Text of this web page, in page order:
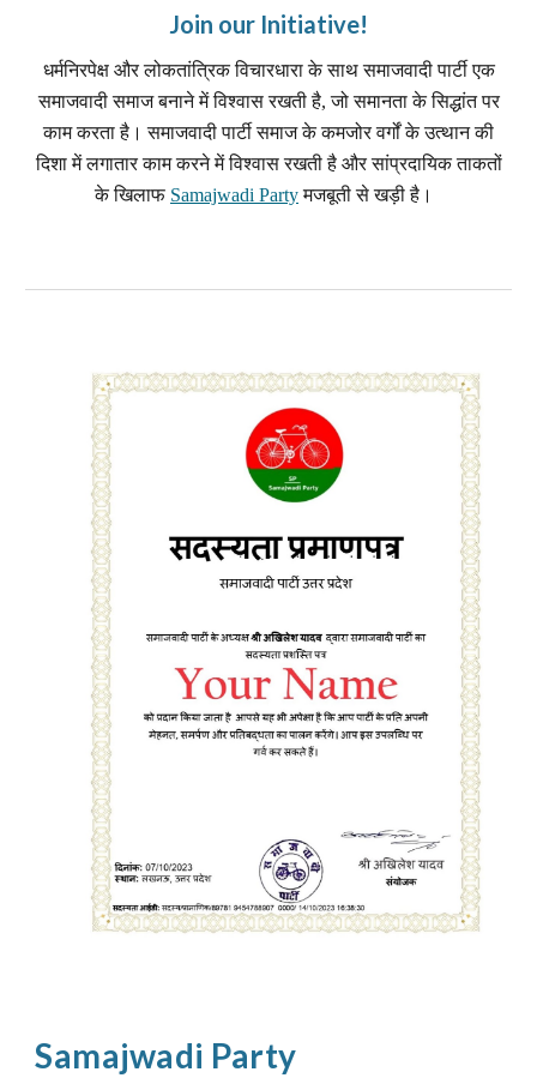
Join our Initiative!
धर्मनिरपेक्ष और लोकतांत्रिक विचारधारा के साथ समाजवादी पार्टी एक
समाजवादी समाज बनाने में विश्वास रखती है, जो समानता के सिद्धांत पर
काम करता है। समाजवादी पार्टी समाज के कमजोर वर्गों के उत्थान की
दिशा में लगातार काम करने में विश्वास रखती है और सांप्रदायिक ताकतों
के खिलाफ Samajwadi Partyमजबूती से खड़ी है।
Samajwadi Party